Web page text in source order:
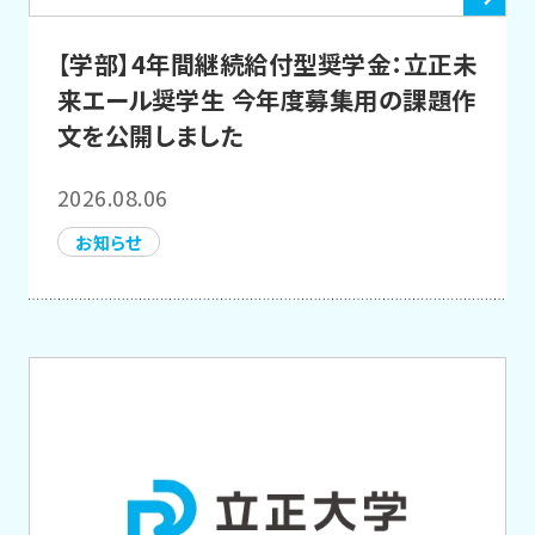
【学部】4年間継続給付型奨学金：立正未
来エール奨学生 今年度募集用の課題作
文を公開しました
2026.08.06
お知らせ